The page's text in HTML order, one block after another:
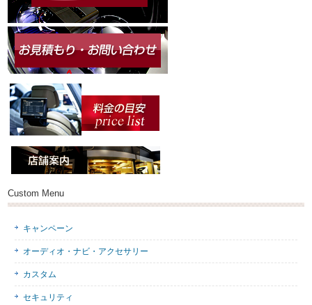
Custom Menu
キャンペーン
オーディオ・ナビ・アクセサリー
カスタム
セキュリティ